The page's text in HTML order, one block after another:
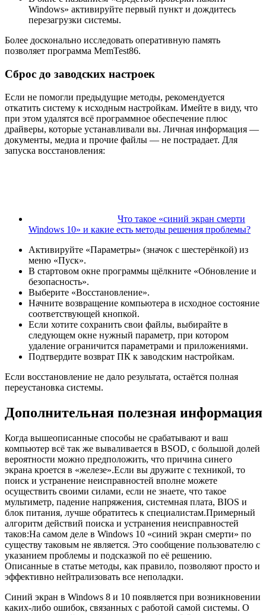
Windows» активируйте первый пункт и дождитесь
перезагрузки системы.
Более досконально исследовать оперативную память
позволяет программа MemTest86.
Сброс до заводских настроек
Если не помогли предыдущие методы, рекомендуется
откатить систему к исходным настройкам. Имейте в виду, что
при этом удалятся всё программное обеспечение плюс
драйверы, которые устанавливали вы. Личная информация —
документы, медиа и прочие файлы — не пострадает. Для
запуска восстановления:
Что такое «синий экран смерти
Windows 10» и какие есть методы решения проблемы?
Активируйте «Параметры» (значок с шестерёнкой) из
меню «Пуск».
В стартовом окне программы щёлкните «Обновление и
безопасность».
Выберите «Восстановление».
Начните возвращение компьютера в исходное состояние
соответствующей кнопкой.
Если хотите сохранить свои файлы, выбирайте в
следующем окне нужный параметр, при котором
удаление ограничится параметрами и приложениями.
Подтвердите возврат ПК к заводским настройкам.
Если восстановление не дало результата, остаётся полная
переустановка системы.
Дополнительная полезная
Когда вышеописанные способы не срабатывают и ваш
компьютер всё так же вываливается в BSOD, с большой долей
вероятности можно предположить, что причина синего
экрана кроется в «железе».Если вы дружите с техникой, то
поиск и устранение неисправностей вполне можете
осуществить своими силами, если не знаете, что такое
мультиметр, падение напряжения, системная плата, BIOS и
блок питания, лучше обратитесь к специалистам.Примерный
алгоритм действий поиска и устранения неисправностей
таков:На самом деле в Windows 10 «синий экран смерти» по
существу таковым не является. Это сообщение пользователю с
указанием проблемы и подсказкой по её решению.
Описанные в статье методы, как правило, позволяют просто и
эффективно нейтрализовать все неполадки.
Cиний экран в Windows 8 и 10 появляется при возникновении
каких-либо ошибок, связанных с работой самой системы. О